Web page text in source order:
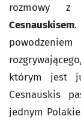
rozmowy z
Cesnauskisem
którym jest
Cesnauskis
jednym